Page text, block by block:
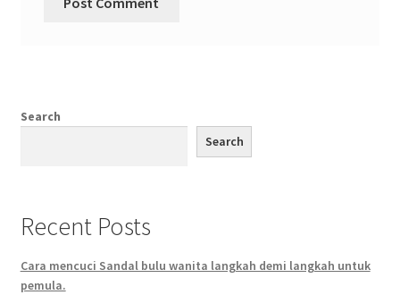
Search
Search
Recent Posts
Cara mencuci Sandal bulu wanita langkah demi langkah untuk
pemula.